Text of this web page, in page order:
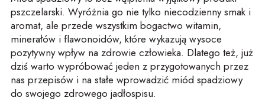
pszczelarski. Wyróżnia go nie tylko niecodzienny smak i
aromat, ale przede wszystkim bogactwo witamin,
minerałów i flawonoidów, które wykazują wysoce
pozytywny wpływ na zdrowie człowieka. Dlatego też, już
dziś warto wypróbować jeden z przygotowanych przez
nas przepisów i na stałe wprowadzić miód spadziowy
do swojego zdrowego jadłospisu.